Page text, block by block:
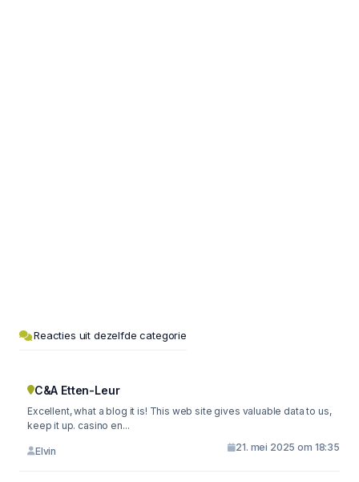
Reacties uit dezelfde categorie
C&A Etten-Leur
Excellent, what a blog it is! This web site gives valuable data to us,
keep it up. casino en...
Elvin 21. mei 2025 om 18:35